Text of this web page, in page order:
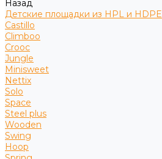
Назад
Детские площадки из HPL и HDPE
Castillo
Climboo
Crooc
Jungle
Minisweet
Nettix
Solo
Space
Steel plus
Wooden
Swing
Hoop